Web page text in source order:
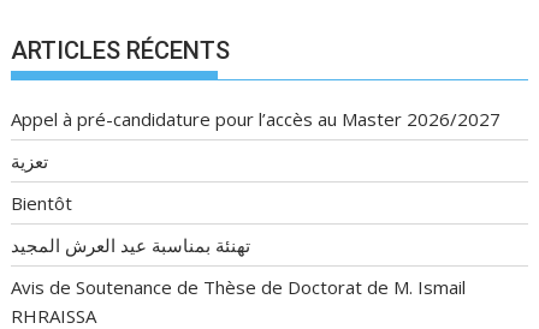
ARTICLES RÉCENTS
Appel à pré-candidature pour l’accès au Master 2026/2027
تعزية
Bientôt
تهنئة بمناسبة عيد العرش المجيد
Avis de Soutenance de Thèse de Doctorat de M. Ismail
RHRAISSA